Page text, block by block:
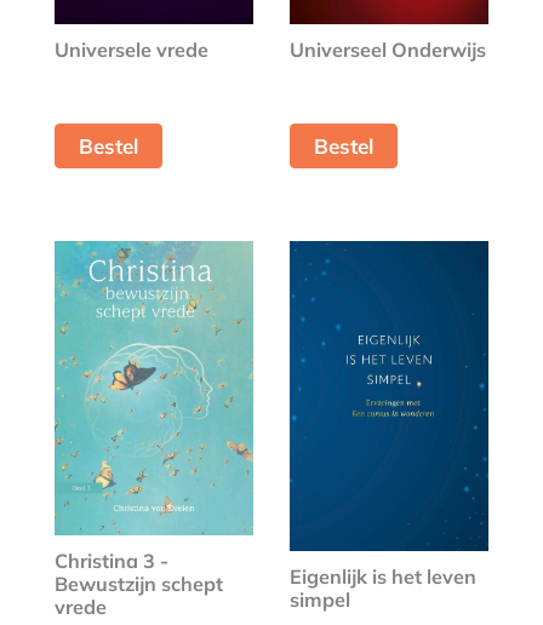
Universele vrede
Bestel
Universeel Onderwijs
Bestel
Christina 3 -
Bewustzijn schept
vrede
Eigenlijk is het leven
simpel